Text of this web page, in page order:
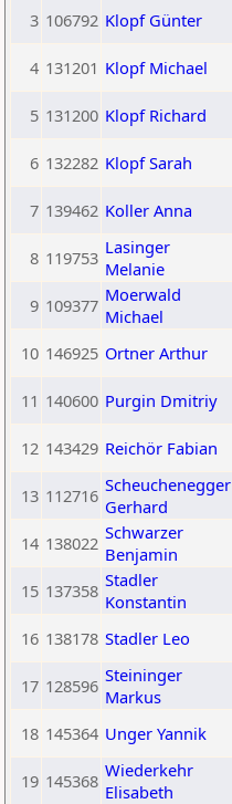
3 106792 Klopf Günter
4 131201 Klopf Michael
5 131200 Klopf Richard
6 132282 Klopf Sarah
7 139462 Koller Anna
8 119753 Lasinger
Melanie
9 109377 Moerwald
Michael
10 146925 Ortner Arthur
11 140600 Purgin Dmitriy
12 143429 Reichör Fabian
13 112716 Scheuchenegger
Gerhard
14 138022 Schwarzer
Benjamin
15 137358 Stadler
Konstantin
16 138178 Stadler Leo
17 128596 Steininger
Markus
18 145364 Unger Yannik
19 145368 Wiederkehr
Elisabeth